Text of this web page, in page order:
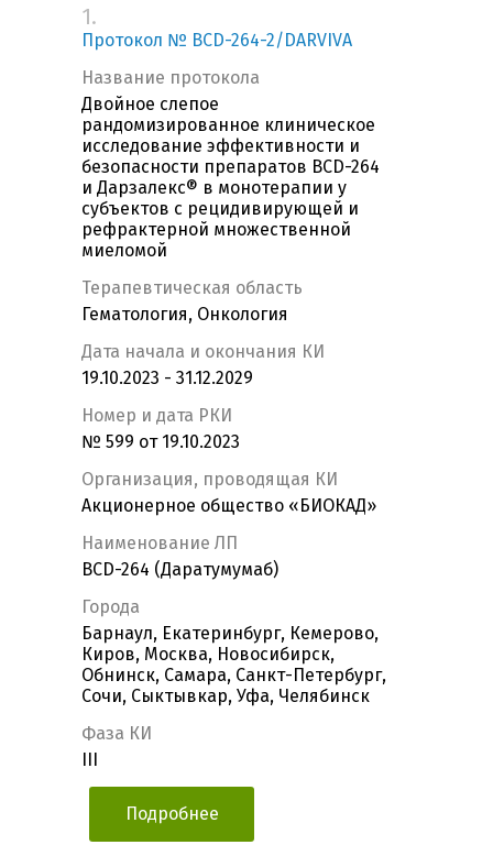
1.
Протокол № BCD-264-2/DARVIVA
Название протокола
Двойное слепое
рандомизированное клиническое
исследование эффективности и
безопасности препаратов BCD-264
и Дарзалекс® в монотерапии у
субъектов с рецидивирующей и
рефрактерной множественной
миеломой
Терапевтическая область
Гематология, Онкология
Дата начала и окончания КИ
19.10.2023 - 31.12.2029
Номер и дата РКИ
№ 599 от 19.10.2023
Организация, проводящая КИ
Акционерное общество «БИОКАД»
Наименование ЛП
BCD-264 (Даратумумаб)
Города
Барнаул, Екатеринбург, Кемерово,
Киров, Москва, Новосибирск,
Обнинск, Самара, Санкт-Петербург,
Сочи, Сыктывкар, Уфа, Челябинск
Фаза КИ
Подробнее